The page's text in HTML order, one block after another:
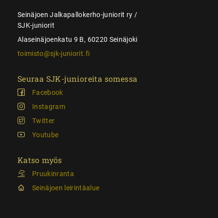
Seinäjoen Jalkapallokerho-juniorit ry /
SJK-juniorit
Alaseinäjoenkatu 9 B, 60220 Seinäjoki
toimisto@sjk-juniorit.fi
Seuraa SJK-junioreita somessa
Facebook
Instagram
Twitter
Youtube
Katso myös
Pruukinranta
Seinäjoen leirintäalue